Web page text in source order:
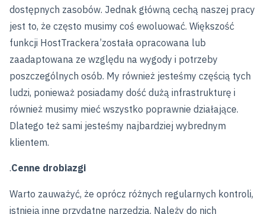
dostępnych zasobów. Jednak główną cechą naszej pracy
jest to, że często musimy coś ewoluować. Większość
funkcji HostTrackera’została opracowana lub
zaadaptowana ze względu na wygody i potrzeby
poszczególnych osób. My również jesteśmy częścią tych
ludzi, ponieważ posiadamy dość dużą infrastrukturę i
również musimy mieć wszystko poprawnie działające.
Dlatego też sami jesteśmy najbardziej wybrednym
klientem.
.Cenne drobiazgi
Warto zauważyć, że oprócz różnych regularnych kontroli,
istnieją inne przydatne narzędzia. Należy do nich